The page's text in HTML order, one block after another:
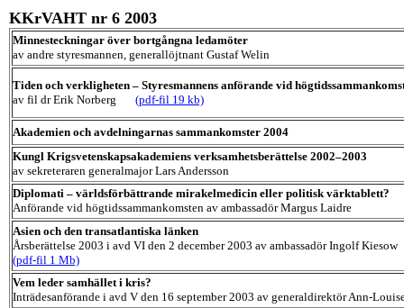
KKrVAHT nr 6 2003
Minnesteckningar över bortgångna ledamöter
av andre styresmannen, generallöjtnant Gustaf Welin
Tiden och verkligheten – Styresmannens anförande vid
av fil dr Erik Norberg (pdf-fil 19 kb)
Akademien och avdelningarnas sammankomster 2004
Kungl Krigsvetenskapsakademiens verksamhetsberättelse 2002–2003
av sekreteraren generalmajor Lars Andersson
Diplomati – världsförbättrande mirakelmedicin eller politisk värktablett?
Anförande vid högtidssammankomsten av ambassadör Margus Laidre
Asien och den transatlantiska länken
Årsberättelse 2003 i avd VI den 2 december 2003 av ambassadör Ingolf Kiesow
(pdf-fil 1 Mb)
Vem leder samhället i kris?
Inträdesanförande i avd V den 16 september 2003 av generaldirektör Ann-